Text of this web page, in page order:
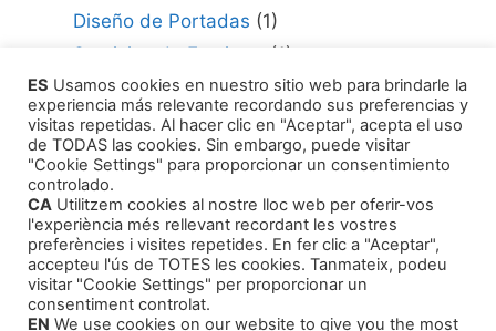
Diseño de Portadas (1)
Servicios de Escritura
(1)
Consultor para Edición (1)
Cómo Publicar tu Obra (1)
Agentes Literarios(1)
Productos
ES Usamos cookies en nuestro sitio web para brindarle la
experiencia más relevante recordando sus preferencias y
visitas repetidas. Al hacer clic en "Aceptar", acepta el uso
de TODAS las cookies. Sin embargo, puede visitar
"Cookie Settings" para proporcionar un consentimiento
controlado.
CA Utilitzem cookies al nostre lloc web per oferir-vos
l'experiència més rellevant recordant les vostres
preferències i visites repetides. En fer clic a "Aceptar",
accepteu l'ús de TOTES les cookies. Tanmateix, podeu
visitar "Cookie Settings" per proporcionar un
consentiment controlat.
EN We use cookies on our website to give you the most